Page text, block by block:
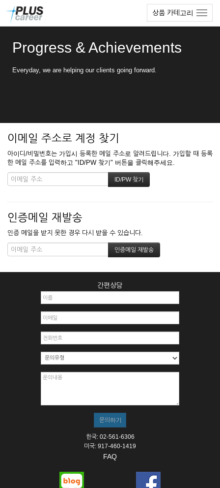
상품 카테고리
Progress & Achievements
Everyday, we are helping our clients going forward.
이메일 주소로 계정 찾기
아이디/비밀번호는 가입시 등록한 메일 주소로 알려드립니다. 가입할 때 등록
한 메일 주소를 입력하고 "ID/PW 찾기" 버튼을 클릭해주세요.
인증메일 재발송
인증 메일을 받지 못한 경우 다시 받을 수 있습니다.
간편상담
한국: 02-561-6306
미국: 917-460-1419
FAQ